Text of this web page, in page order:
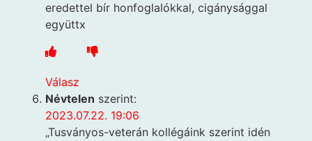
eredettel bír honfoglalókkal, cigánysággal
együttx
Válasz
Névtelen szerint:
2023.07.22. 19:06
„Tusványos-veterán kollégáink szerint idén